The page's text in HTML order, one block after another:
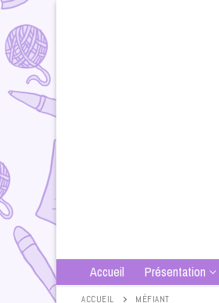
Accueil Présentation
ACCUEIL MÉFIANT